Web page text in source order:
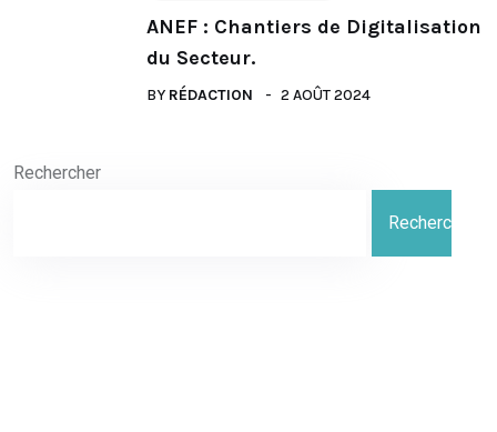
ANEF : Chantiers de Digitalisation
du Secteur.
BY RÉDACTION 2 AOÛT 2024
Rechercher
Rechercher